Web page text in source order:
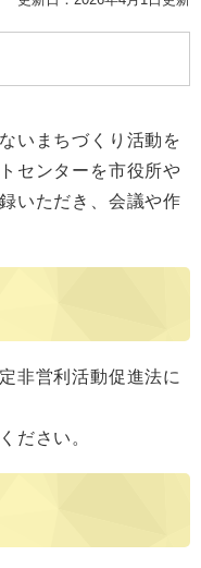
いまちづくり活動を
センターを市役所や
いただき、会議や作
非営利活動促進法に
ださい。